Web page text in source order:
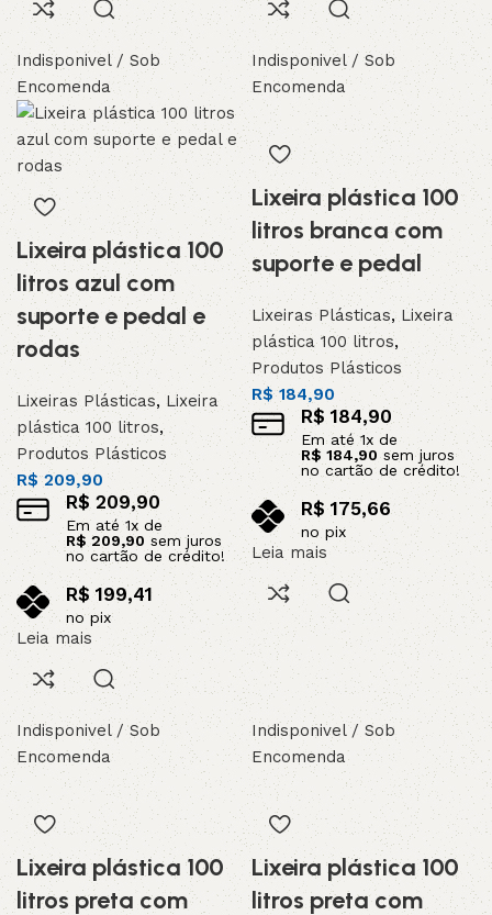
Indisponivel / Sob
Encomenda
Lixeira plástica 100
litros azul com
suporte e pedal e
rodas
Lixeiras Plásticas, Lixeira
plástica 100 litros,
Produtos Plásticos
R$209,90
R$ 209,90
Em até1x de
R$ 209,90 sem juros
no cartão de crédito!
R$ 199,41
no pix
Leia mais
Indisponivel / Sob
Encomenda
Lixeira plástica 100
litros branca com
suporte e pedal
Lixeiras Plásticas, Lixeira
plástica 100 litros,
Produtos Plásticos
R$184,90
R$ 184,90
Em até1x de
R$ 184,90sem juros
no cartão de crédito!
R$175,66
no pix
Leia mais
Indisponivel / Sob
Encomenda
Lixeira plástica 100
litros preta com
Indisponivel / Sob
Encomenda
Lixeira plástica 100
litros preta com